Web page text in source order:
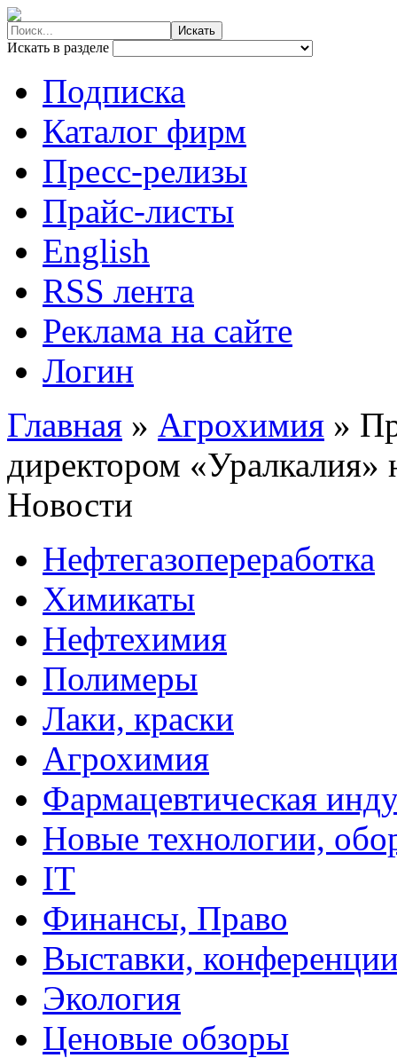
Искать в разделе
Подписка
Каталог фирм
Пресс-релизы
Прайс-листы
English
RSS лента
Реклама на сайте
Логин
Главная » Агрохимия »
директором «Уралкалия»
Новости
Нефтегазопереработка
Химикаты
Нефтехимия
Полимеры
Лаки, краски
Агрохимия
Фармацевтическая
Новые технологии,
IT
Финансы, Право
Выставки,
Экология
Ценовые обзоры